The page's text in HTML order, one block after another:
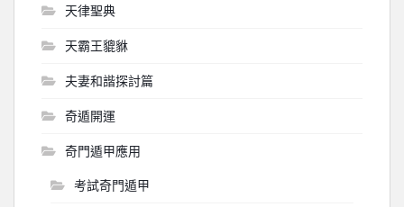
天律聖典
天霸王貔貅
夫妻和諧探討篇
奇遁開運
奇門遁甲應用
考試奇門遁甲